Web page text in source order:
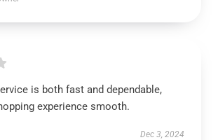
is both fast and dependable,
experience smooth.
Dec 3, 2024